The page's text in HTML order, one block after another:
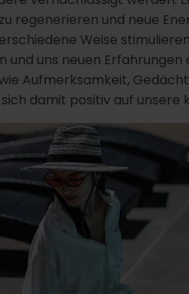
regenerieren und neue
Weise
und uns neuen
Aufmerksamkeit,
damit positiv auf unsere